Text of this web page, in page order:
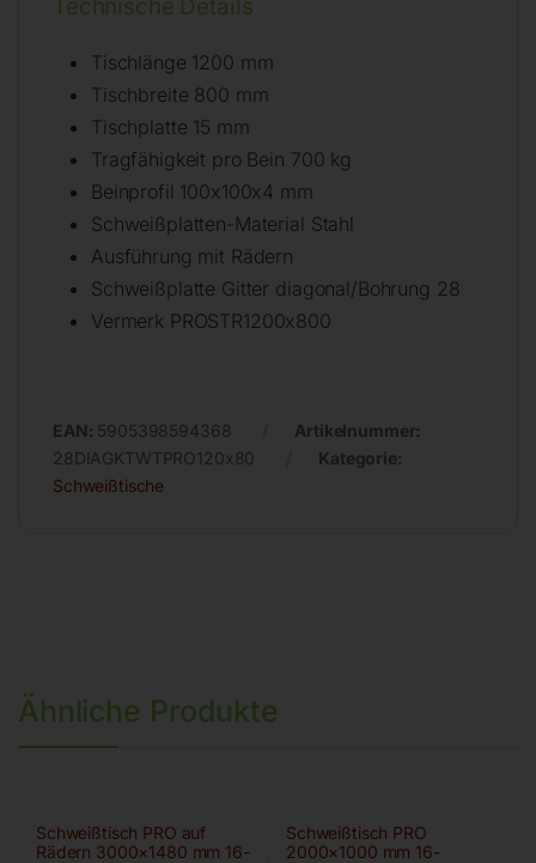
Technische Details
Tischlänge 1200 mm
Tischbreite 800 mm
Tischplatte 15 mm
Tragfähigkeit pro Bein 700 kg
Beinprofil 100x100x4 mm
Schweißplatten-Material Stahl
Ausführung mit Rädern
Schweißplatte Gitter diagonal/Bohrung 28
Vermerk PROSTR1200x800
EAN: 5905398594368
Artikelnummer:
28DIAGKTWTPRO120x80
Kategorie:
Schweißtische
Ähnliche Produkte
Schweißtisch PRO auf
Rädern 3000×1480 mm 16-
Schweißtisch PRO
2000×1000 mm 16-